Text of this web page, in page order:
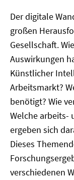
Der digitale
großen
Gesellschaft.
Auswirkungen
Künstlicher
Arbeitsmarkt?
benötigt? Wie
Welche arbeits-
ergeben sich
Dieses
verschiedenen